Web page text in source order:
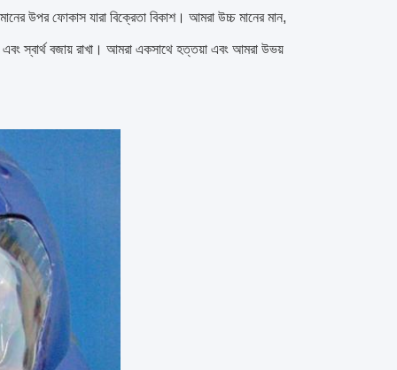
উপর ফোকাস যারা বিক্রেতা বিকাশ। আমরা উচ্চ মানের মান,
স্বার্থ বজায় রাখা। আমরা একসাথে হত্তয়া এবং আমরা উভয়